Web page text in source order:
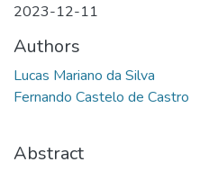
2023-12-11
Authors
Lucas Mariano da Silva
Fernando Castelo de Castro
Abstract